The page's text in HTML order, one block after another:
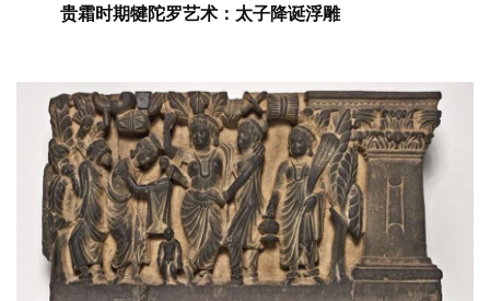
贵霜时期犍陀罗艺术：太子降诞浮雕